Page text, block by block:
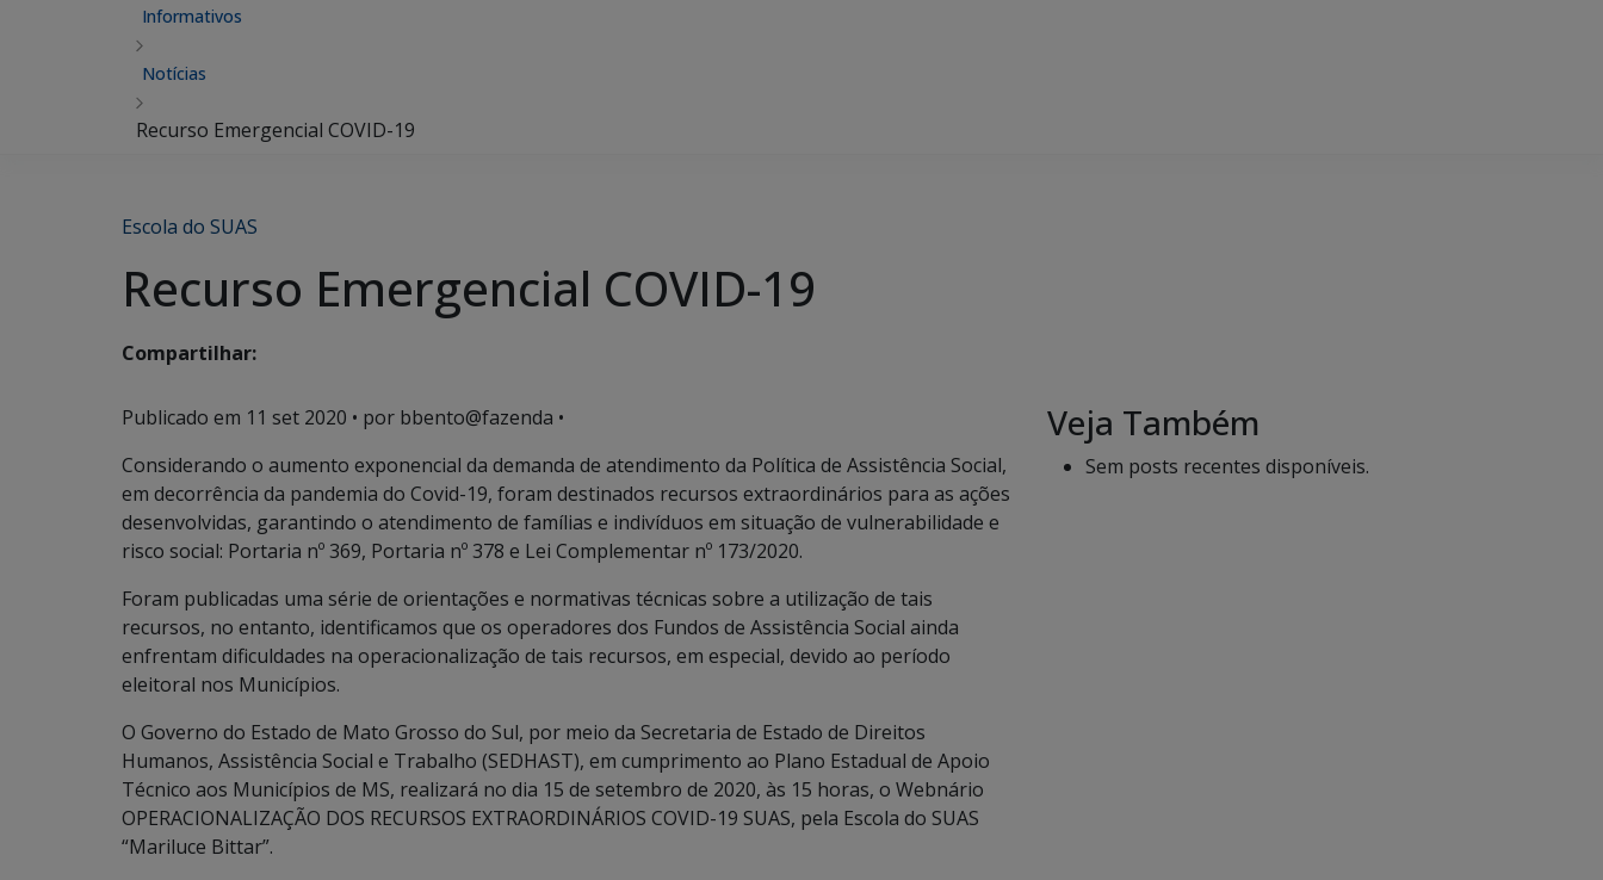
Informativos
Notícias
Recurso Emergencial COVID-19
Escola do SUAS
Recurso Emergencial COVID-19
Compartilhar:
Publicado em 11 set 2020 • por bbento@fazenda •
Considerando o aumento exponencial da demanda de atendimento da Política de Assistência Social,
em decorrência da pandemia do Covid-19, foram destinados recursos extraordinários para as ações
desenvolvidas, garantindo o atendimento de famílias e indivíduos em situação de vulnerabilidade e
risco social: Portaria nº 369, Portaria nº 378 e Lei Complementar nº 173/2020.
Foram publicadas uma série de orientações e normativas técnicas sobre a utilização de tais
recursos, no entanto, identificamos que os operadores dos Fundos de Assistência Social ainda
enfrentam dificuldades na operacionalização de tais recursos, em especial, devido ao período
eleitoral nos Municípios.
O Governo do Estado de Mato Grosso do Sul, por meio da Secretaria de Estado de Direitos
Humanos, Assistência Social e Trabalho (SEDHAST), em cumprimento ao Plano Estadual de Apoio
Técnico aos Municípios de MS, realizará no dia 15 de setembro de 2020, às 15 horas, o Webnário
OPERACIONALIZAÇÃO DOS RECURSOS EXTRAORDINÁRIOS COVID-19 SUAS, pela Escola do SUAS
“Mariluce Bittar”.
Veja Também
Sem posts recentes disponíveis.